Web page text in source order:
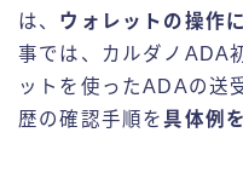
は、 ウォレットの操作
事では、カルダノADA
ットを使ったADAの送
歴の確認手順を具体例